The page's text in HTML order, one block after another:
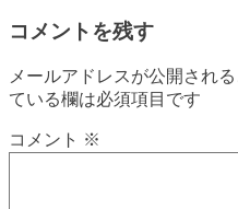
コメントを残す
メールアドレスが公開され
ている欄は必須項目です
コメント ※